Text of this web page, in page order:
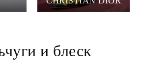
и блеск